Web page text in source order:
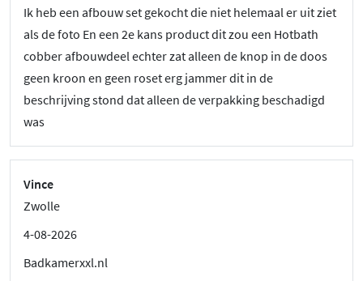
Ik heb een afbouw set gekocht die niet helemaal er uit ziet
als de foto En een 2e kans product dit zou een Hotbath
cobber afbouwdeel echter zat alleen de knop in de doos
geen kroon en geen roset erg jammer dit in de
beschrijving stond dat alleen de verpakking beschadigd
was
Vince
Zwolle
4-08-2026
Badkamerxxl.nl